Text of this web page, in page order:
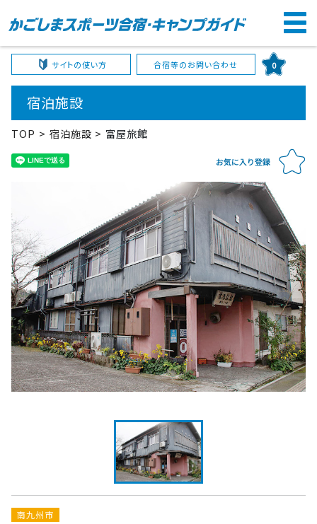
サイトの使い方 合宿等のお問い合わせ 0
宿泊施設
TOP 宿泊施設 富屋旅館
南九州市